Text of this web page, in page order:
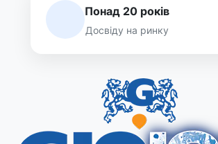
Понад 20 років
Досвіду на ринку